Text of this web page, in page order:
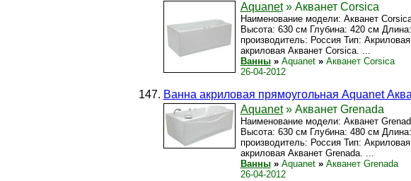
Aquanet» Акванет Corsica
Наименование модели: Акванет
Высота: 630 см Глубина: 420 см
производитель: Россия Тип:
акриловая Акванет Corsica. ...
Ванны » Aquanet » Акванет Corsica
26-04-2012
Ванна акриловая прямоугольная Aquanet
Aquanet» Акванет Grenada
Наименование модели: Акванет
Высота: 630 см Глубина: 480 см
производитель: Россия Тип:
акриловая Акванет Grenada. ...
Ванны » Aquanet » Акванет Grenada
26-04-2012